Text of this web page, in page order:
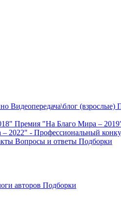
Видеопередача\блог (взрослые)
Премия "На Благо Мира –
2022" - Профессиональный
Вопросы и ответы Подборки
авторов Подборки